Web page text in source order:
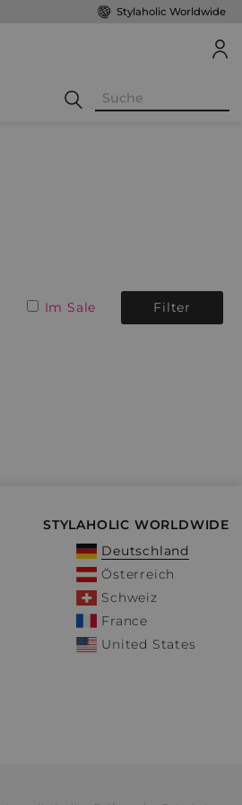
Stylaholic Worldwide
Im Sale Filter
STYLAHOLIC WORLDWIDE
Deutschland
Österreich
Schweiz
France
United States